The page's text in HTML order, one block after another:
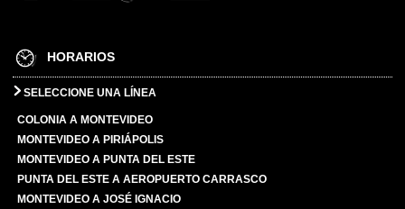
HORARIOS
SELECCIONE UNA LÍNEA
COLONIA A MONTEVIDEO
MONTEVIDEO A PIRIÁPOLIS
MONTEVIDEO A PUNTA DEL ESTE
PUNTA DEL ESTE A AEROPUERTO CARRASCO
MONTEVIDEO A JOSÉ IGNACIO